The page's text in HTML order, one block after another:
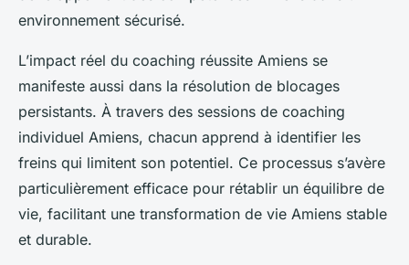
environnement sécurisé.
L’impact réel du coaching réussite Amiens se
manifeste aussi dans la résolution de blocages
persistants. À travers des sessions de coaching
individuel Amiens, chacun apprend à identifier les
freins qui limitent son potentiel. Ce processus s’avère
particulièrement efficace pour rétablir un équilibre de
vie, facilitant une transformation de vie Amiens stable
et durable.